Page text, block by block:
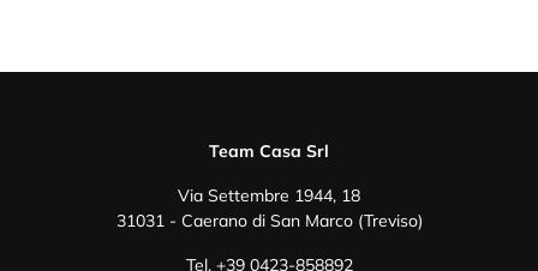
Team Casa Srl
Via Settembre 1944, 18
31031 - Caerano di San Marco (Treviso)
Tel. +39 0423-858892